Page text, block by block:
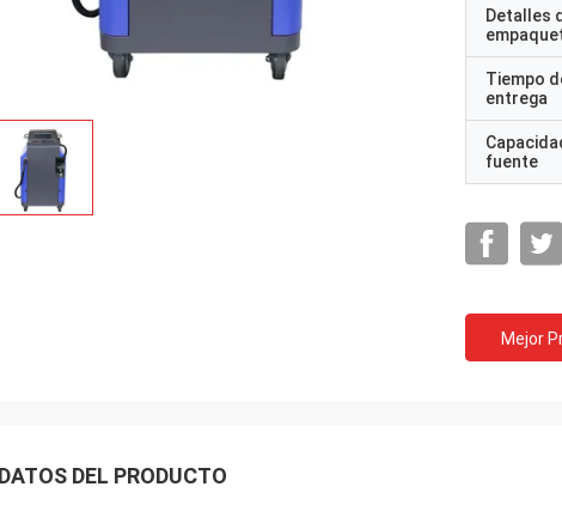
Detalles
Tiempo
entrega
fuente
Mejor
DATOS DEL PRODUCTO